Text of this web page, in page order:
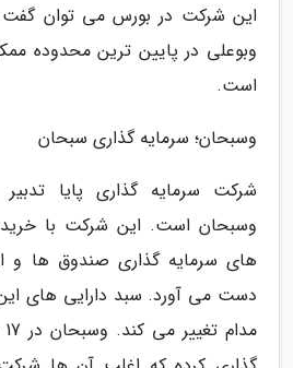
این شرکت در بورس می توان
است.
وسبحان؛ سرمایه گذاری سبحان
شرکت سرمایه گذاری پایا تدبیر
وسبحان است. این شرکت با
های سرمایه گذاری صندوق ها و
دست می آورد. سبد دارایی های